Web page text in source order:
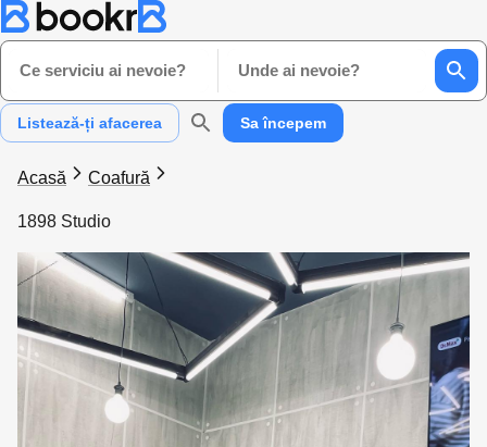
Ce serviciu ai nevoie? Unde ai nevoie?
Listează-ți afacerea Sa începem
Acasă Coafură
1898 Studio